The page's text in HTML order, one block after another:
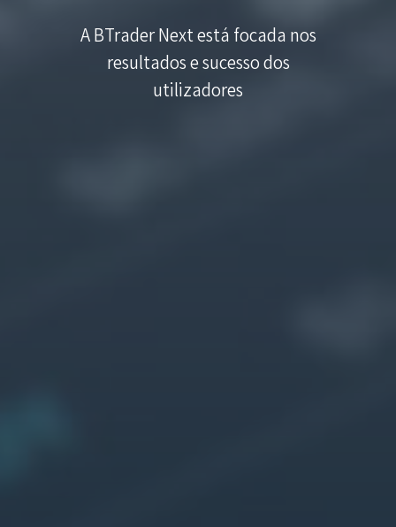
A BTrader Next está focada nos
resultados e sucesso dos
utilizadores